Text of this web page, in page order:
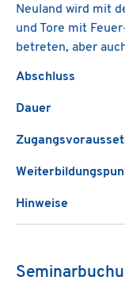
Neuland wird mit
und Tore mit
betreten, aber
Abschluss
Dauer
Hinweise